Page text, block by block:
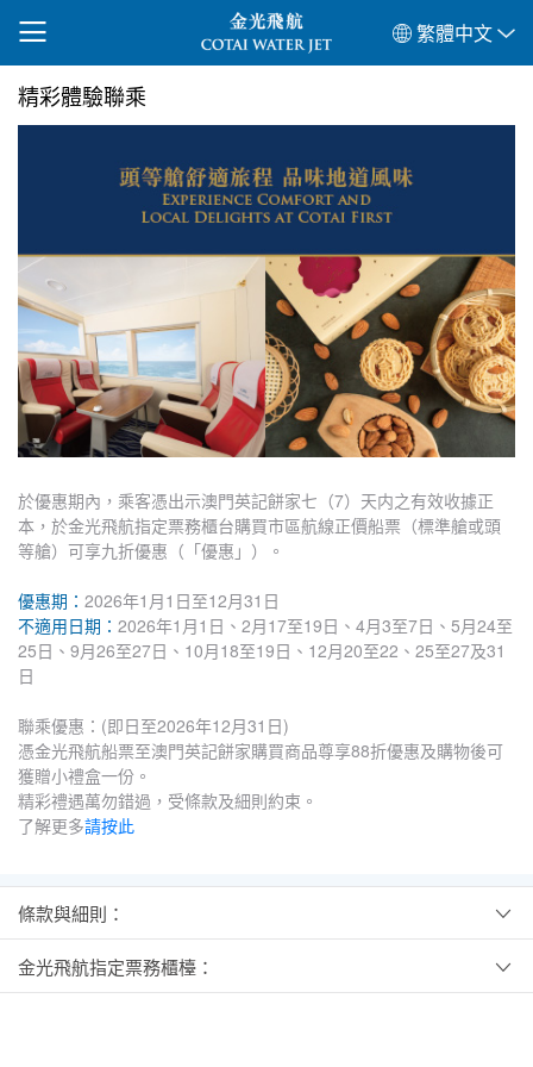
繁體中文
精彩體驗聯乘
於優惠期內，乘客憑出示澳門英記餅家七（7）天内之有效收據正
本，於金光飛航指定票務櫃台購買市區航線正價船票（標準艙或頭
等艙）可享九折優惠（「優惠」）。
優惠期： 2026年1月1日至12月31日
不適用日期： 2026年1月1日、2月17至19日、4月3至7日、5月24至
25日、9月26至27日、10月18至19日、12月20至22、25至27及31
日
聯乘優惠：(即日至2026年12月31日)
憑金光飛航船票至澳門英記餅家購買商品尊享88折優惠及購物後可
獲贈小禮盒一份。
精彩禮遇萬勿錯過，受條款及細則約束。
了解更多請按此
條款與細則：
金光飛航指定票務櫃檯：